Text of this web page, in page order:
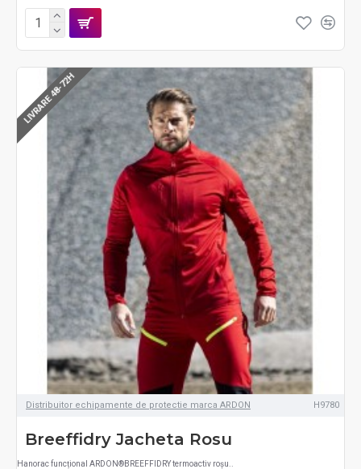
LIVRARE 48-72H
Distribuitor echipamente de protectie marca ARDON H9780
Breeffidry Jacheta Rosu
Hanorac funcțional ARDON®BREEFFIDRY termoactiv roșu..